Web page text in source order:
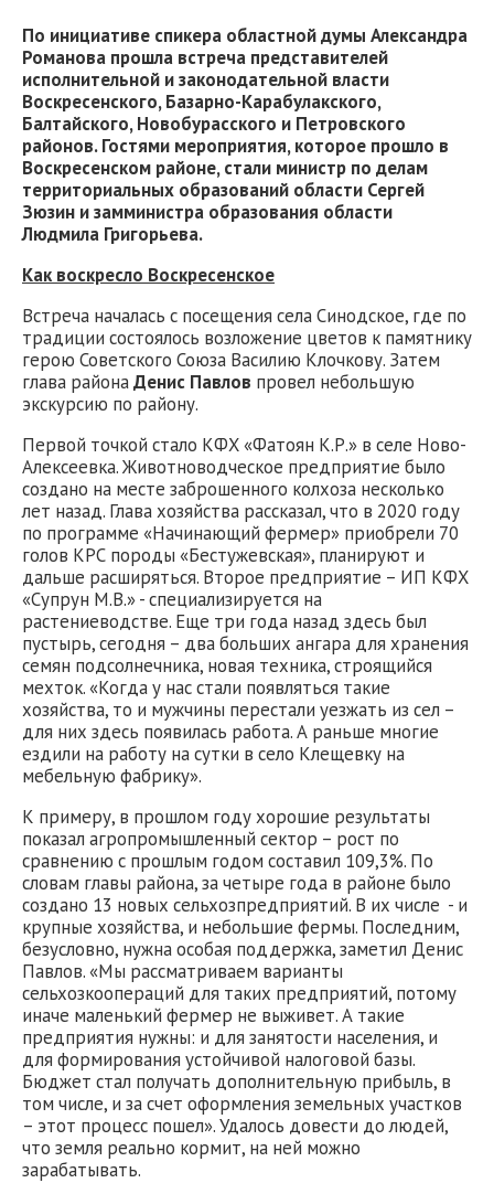
По инициативе спикера областной думы Александра
Романова прошла встреча представителей
исполнительной и законодательной власти
Воскресенского, Базарно-Карабулакского,
Балтайского, Новобурасского и Петровского
районов. Гостями мероприятия, которое прошло в
Воскресенском районе, стали министр по делам
территориальных образований области Сергей
Зюзин и замминистра образования области
Людмила Григорьева.
Как воскресло Воскресенское
Встреча началась с посещения села Синодское, где по
традиции состоялось возложение цветов к памятнику
герою Советского Союза Василию Клочкову. Затем
глава районаДенис Павлов провел небольшую
экскурсию по району.
Первой точкой стало КФХ «Фатоян К.Р.» в селе Ново-
Алексеевка. Животноводческое предприятие было
создано на месте заброшенного колхоза несколько
лет назад. Глава хозяйства рассказал, что в 2020 году
по программе «Начинающий фермер» приобрели 70
голов КРС породы «Бестужевская», планируют и
дальше расширяться. Второе предприятие – ИП КФХ
«Супрун М.В.» - специализируется на
растениеводстве. Еще три года назад здесь был
пустырь, сегодня – два больших ангара для хранения
семян подсолнечника, новая техника, строящийся
мехток. «Когда у нас стали появляться такие
хозяйства, то и мужчины перестали уезжать из сел –
для них здесь появилась работа. А раньше многие
ездили на работу на сутки в село Клещевку на
мебельную фабрику».
К примеру, в прошлом году хорошие результаты
показал агропромышленный сектор – рост по
сравнению с прошлым годом составил 109,3%. По
словам главы района, за четыре года в районе было
создано 13 новых сельхозпредприятий. В их числе - и
крупные хозяйства, и небольшие фермы. Последним,
безусловно, нужна особая поддержка, заметил Денис
Павлов. «Мы рассматриваем варианты
сельхозкоопераций для таких предприятий, потому
иначе маленький фермер не выживет. А такие
предприятия нужны: и для занятости населения, и
для формирования устойчивой налоговой базы.
Бюджет стал получать дополнительную прибыль, в
том числе, и за счет оформления земельных участков
– этот процесс пошел». Удалось довести до людей,
что земля реально кормит, на ней можно
зарабатывать.